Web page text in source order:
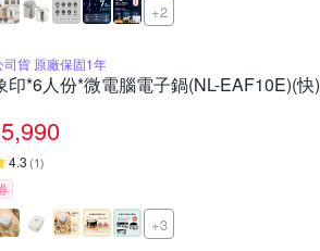
+2
司貨 原廠保固1年
印*6人份*微電腦電子鍋(NL-EAF10E)(快)
5,990
4.3 (1)
+3